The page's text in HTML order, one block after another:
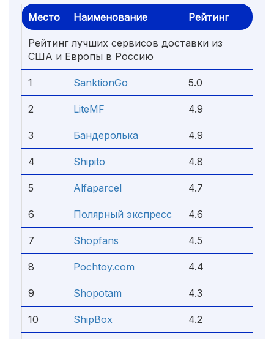
Место Наименование Рейтинг
Рейтинг лучших сервисов доставки из
США и Европы в Россию
1 SanktionGo 5.0
2 LiteMF 4.9
3 Бандеролька 4.9
4 Shipito 4.8
5 Alfaparcel 4.7
6 Полярный экспресс 4.6
7 Shopfans 4.5
8 Pochtoy.com 4.4
9 Shopotam 4.3
10 ShipBox 4.2